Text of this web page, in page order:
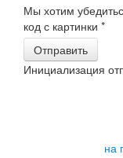
Мы хотим
код с картинки *
Отправить
Инициализация
на